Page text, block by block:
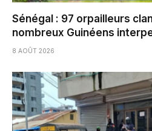
Sénégal : 97 orpailleurs
nombreux Guinéens
8 AOÛT 2026